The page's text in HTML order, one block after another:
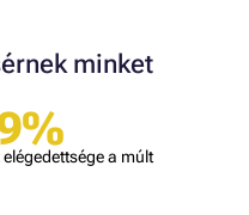
minket
a múlt